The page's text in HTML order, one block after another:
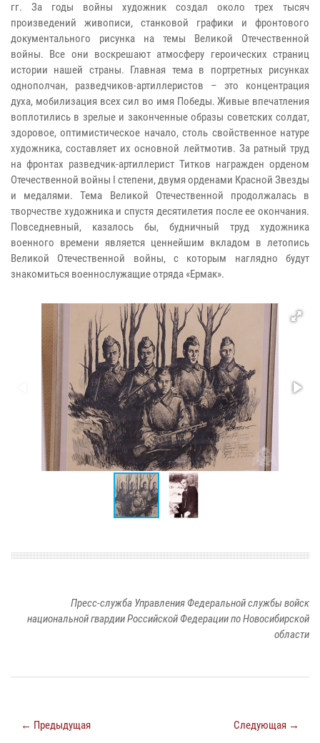
гг. За годы войны художник создал около трех тысяч
произведений живописи, станковой графики и фронтового
документального рисунка на темы Великой Отечественной
войны. Все они воскрешают атмосферу героических страниц
истории нашей страны. Главная тема в портретных рисунках
однополчан, разведчиков-артиллеристов – это концентрация
духа, мобилизация всех сил во имя Победы. Живые впечатления
воплотились в зрелые и законченные образы советских солдат,
здоровое, оптимистическое начало, столь свойственное натуре
художника, составляет их основной лейтмотив. За ратный труд
на фронтах разведчик-артиллерист Титков награжден орденом
Отечественной войны I степени, двумя орденами Красной Звезды
и медалями. Тема Великой Отечественной продолжалась в
творчестве художника и спустя десятилетия после ее окончания.
Повседневный, казалось бы, будничный труд художника
военного времени является ценнейшим вкладом в летопись
Великой Отечественной войны, с которым наглядно будут
знакомиться военнослужащие отряда «Ермак».
Пресс-служба Управления Федеральной службы войск
национальной гвардии Российской Федерации по Новосибирской
области
← Предыдущая Следующая →